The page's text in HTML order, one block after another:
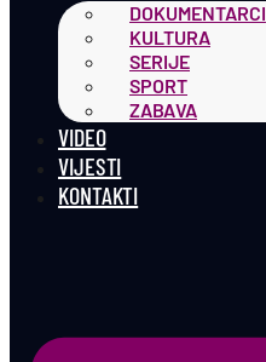
DOKUMENTARCI
KULTURA
SERIJE
SPORT
ZABAVA
VIDEO
VIJESTI
KONTAKTI